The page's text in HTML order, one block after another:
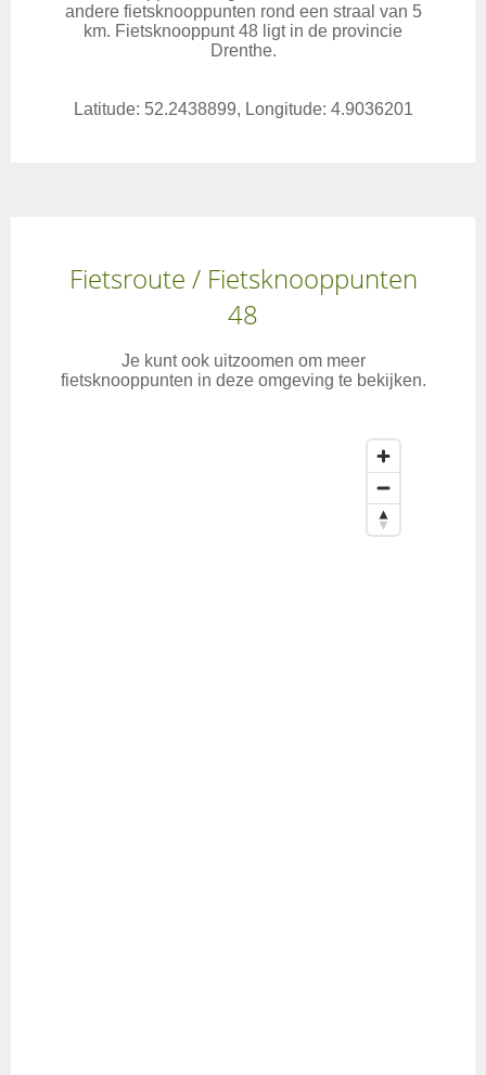
andere fietsknooppunten rond een straal van 5
km. Fietsknooppunt 48 ligt in de provincie
Drenthe.
Latitude: 52.2438899, Longitude: 4.9036201
Fietsroute / Fietsknooppunten
48
Je kunt ook uitzoomen om meer
fietsknooppunten in deze omgeving te bekijken.